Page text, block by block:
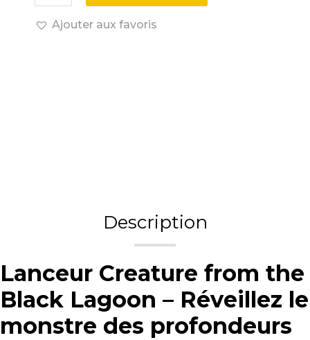
Ajouter aux favoris
Description
Lanceur Creature from the
Black Lagoon – Réveillez le
monstre des profondeurs